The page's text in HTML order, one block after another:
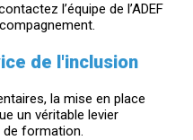
l’équipe de l’ADEF
de l'inclusion
la mise en place
un véritable levier
formation.